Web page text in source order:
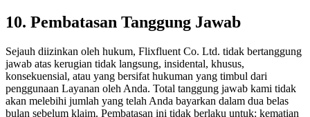
10. Pembatasan Tanggung Jawab
Sejauh diizinkan oleh hukum, Flixfluent Co. Ltd. tidak bertanggung
jawab atas kerugian tidak langsung, insidental, khusus,
konsekuensial, atau yang bersifat hukuman yang timbul dari
penggunaan Layanan oleh Anda. Total tanggung jawab kami tidak
akan melebihi jumlah yang telah Anda bayarkan dalam dua belas
bulan sebelum klaim. Pembatasan ini tidak berlaku untuk: kematian